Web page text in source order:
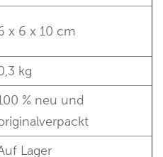
x 6 x 10 cm
kg
% neu und
Lager